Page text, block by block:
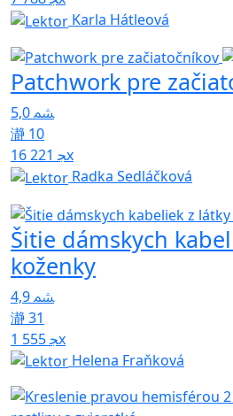
Karla Hátleová
Patchwork pre
5,0
10
16 221x
Radka Sedláčková
Šitie dámskych
koženky
4,9
31
1 555x
Helena Fraňková